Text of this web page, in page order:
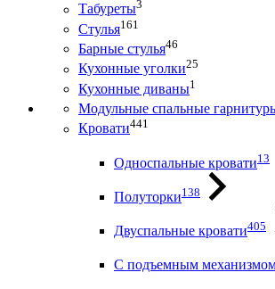
Табуреты3
Стулья161
Барные стулья46
Кухонные уголки25
Кухонные диваны1
Модульные спальные
Кровати441
Односпальные кровати13
Полуторки138
Двуспальные кровати405
С подъемным